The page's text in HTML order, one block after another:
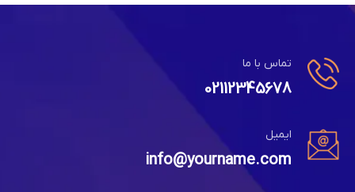
تماس با ما
02112345678
ایمیل
info@yourname.com